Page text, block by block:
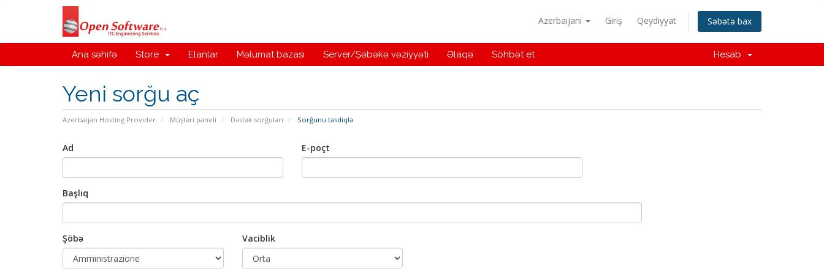
Azerbaijani Giriş Qeydiyyat Səbətə bax
Ana səhifə Store Elanlar Məlumat bazası Server/Şəbəkə vəziyyəti Əlaqə Söhbət et Hesab
Yeni sorğu aç
Azerbaijan Hosting Provider Müştəri paneli Dəstək sorğuları Sorğunu təsdiqlə
Ad E-poçt
Başlıq
Şöbə Vaciblik